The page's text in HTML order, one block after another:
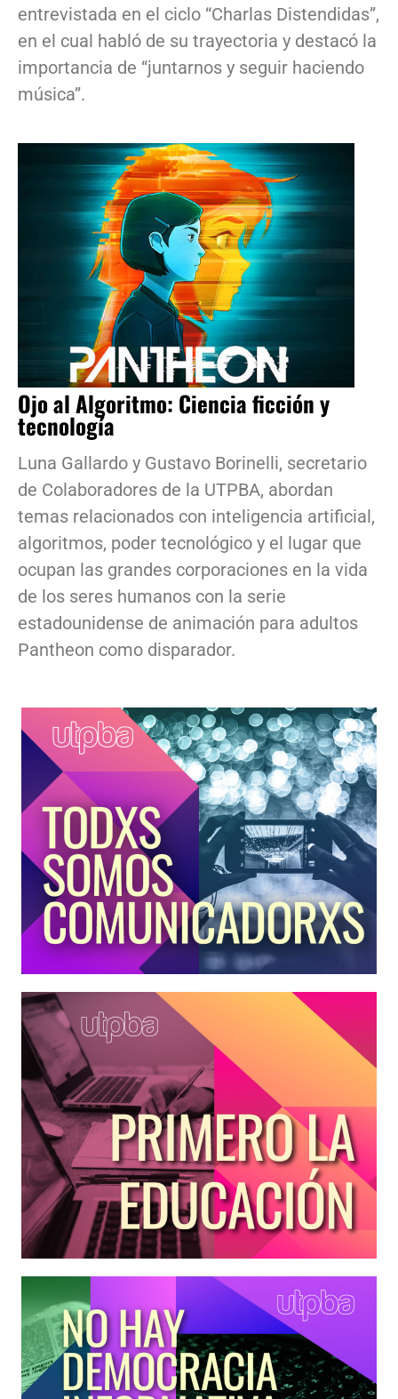
entrevistada en el ciclo “Charlas Distendidas”,
en el cual habló de su trayectoria y destacó la
importancia de “juntarnos y seguir haciendo
música”.
Ojo al Algoritmo: Ciencia ficción y
tecnología
Luna Gallardo y Gustavo Borinelli, secretario
de Colaboradores de la UTPBA, abordan
temas relacionados con inteligencia artificial,
algoritmos, poder tecnológico y el lugar que
ocupan las grandes corporaciones en la vida
de los seres humanos con la serie
estadounidense de animación para adultos
Pantheon como disparador.